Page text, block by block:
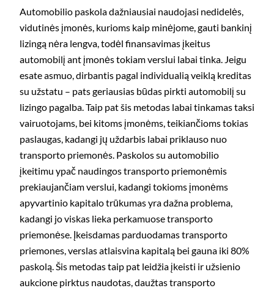
Automobilio paskola dažniausiai naudojasi nedidelės,
vidutinės įmonės, kurioms kaip minėjome, gauti bankinį
lizingą nėra lengva, todėl finansavimas įkeitus
automobilį ant įmonės tokiam verslui labai tinka. Jeigu
esate asmuo, dirbantis pagal individualią veiklą kreditas
su užstatu – pats geriausias būdas pirkti automobilį su
lizingo pagalba. Taip pat šis metodas labai tinkamas taksi
vairuotojams, bei kitoms įmonėms, teikiančioms tokias
paslaugas, kadangi jų uždarbis labai priklauso nuo
transporto priemonės. Paskolos su automobilio
įkeitimu ypač naudingos transporto priemonėmis
prekiaujančiam verslui, kadangi tokioms įmonėms
apyvartinio kapitalo trūkumas yra dažna problema,
kadangi jo viskas lieka perkamuose transporto
priemonėse. Įkeisdamas parduodamas transporto
priemones, verslas atlaisvina kapitalą bei gauna iki 80%
paskolą. Šis metodas taip pat leidžia įkeisti ir užsienio
aukcione pirktus naudotas, daužtas transporto